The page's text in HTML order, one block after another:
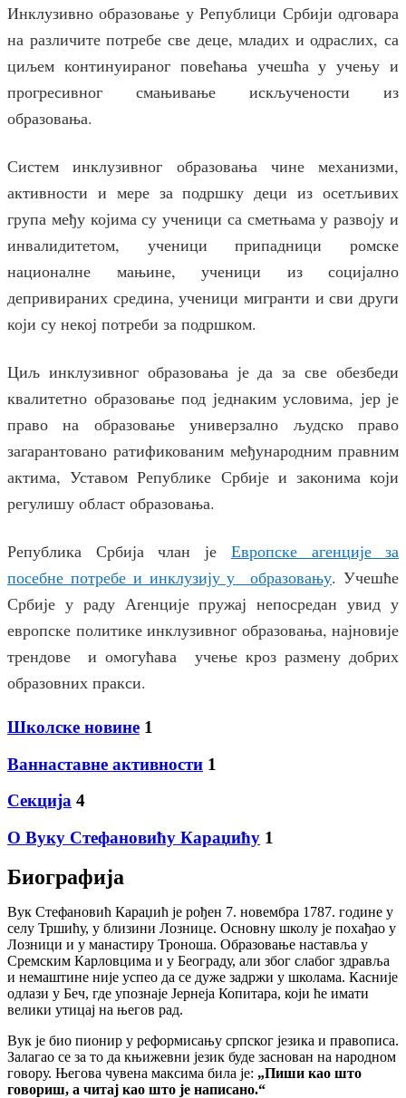
Инклузивно образовање у Републици Србији одговара
на различите потребе све деце, младих и одраслих, са
циљем континуираног повећања учешћа у учењу и
прогресивног смањивање искључености из
образовања.
Систем инклузивног образовања чине механизми,
активности и мере за подршку деци из осетљивих
група међу којима су ученици са сметњама у развоју и
инвалидитетом, ученици припадници ромске
националне мањине, ученици из социјално
депривираних средина, ученици мигранти и сви други
који су некој потреби за подршком.
Циљ инклузивног образовања је да за све обезбеди
квалитетно образовање под једнаким условима, јер је
право на образовање универзално људско право
загарантовано ратификованим међународним правним
актима, Уставом Републике Србије и законима који
регулишу област образовања.
Република Србија члан је Европске агенције за
посебне потребе и инклузију у образовању. Учешће
Србије у раду Агенције пружај непосредан увид у
европске политике инклузивног образовања, најновије
трендове и омогућава учење кроз размену добрих
образовних пракси.
Школске новине 1
Ваннаставне активности 1
Секција 4
О Вуку Стефановићу Караџићу 1
Биографија
Вук Стефановић Караџић је рођен 7. новембра 1787. године у
селу Тршићу, у близини Лознице. Основну школу је похађао у
Лозници и у манастиру Троноша. Образовање наставља у
Сремским Карловцима и у Београду, али због слабог здравља
и немаштине није успео да се дуже задржи у школама. Касније
одлази у Беч, где упознаје Јернеја Копитара, који ће имати
велики утицај на његов рад.
Вук је био пионир у реформисању српског језика и правописа.
Залагао се за то да књижевни језик буде заснован на народном
говору. Његова чувена максима била је: „Пиши као што
говориш, а читај као што је написано.“